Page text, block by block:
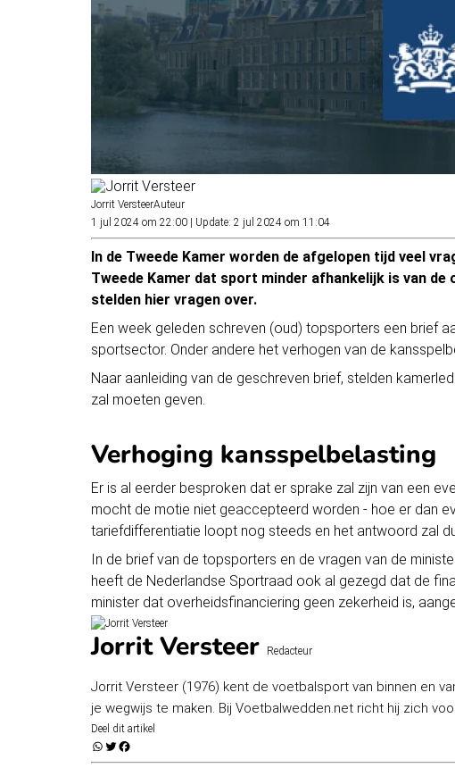
Jorrit VersteerAuteur
1 jul 2024 om 22:00
Update: 2 jul 2024 om 11:04
In de Tweede Kamer worden de afgelopen tijd veel
Tweede Kamer dat sport minder afhankelijk is van de
stelden hier vragen over.
Een week geleden schreven (oud) topsporters een brief
sportsector. Onder andere het verhogen van de
Naar aanleiding van de geschreven brief, stelden
zal moeten geven.
Verhoging kansspelbelasting
Er is al eerder besproken dat er sprake zal zijn van een
mocht de motie niet geaccepteerd worden - hoe er dan
tariefdifferentiatie loopt nog steeds en het antwoord zal
In de brief van de topsporters en de vragen van de
heeft de Nederlandse Sportraad ook al gezegd dat de
minister dat overheidsfinanciering geen zekerheid is,
Jorrit Versteer Redacteur
Jorrit Versteer (1976) kent de voetbalsport van binnen en
je wegwijs te maken. Bij Voetbalwedden.net richt hij zich
Deel dit artikel